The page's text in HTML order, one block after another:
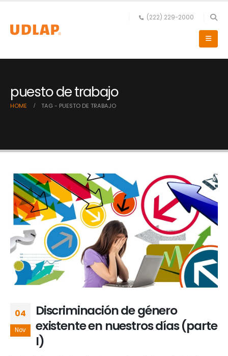
(222) 229-2000
puesto de trabajo
HOME TAG - PUESTO DE TRABAJO
04
Nov
Discriminación de género
existente en nuestros días (parte
I)